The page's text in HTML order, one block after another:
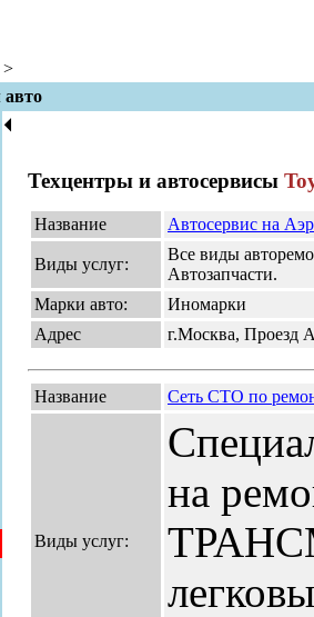
>
🞀
Техцентры и автосервисы
Название Автосервис на
Виды услуг:
Все виды
Автозапчасти.
Марки авто:
Иномарки
Адрес
г.Москва, Проезд
Название Сеть СТО по
Виды услуг:
на